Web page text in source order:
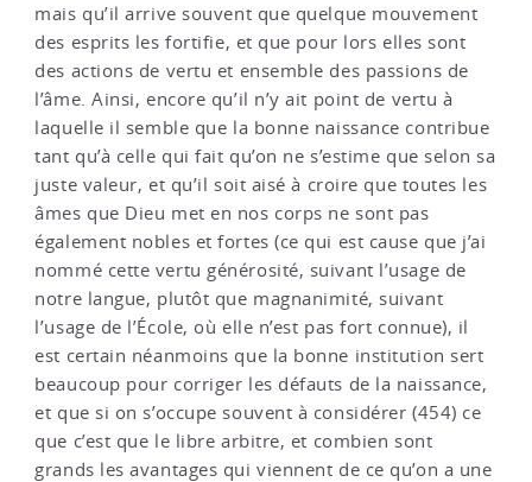
mais qu’il arrive souvent que quelque mouvement
des esprits les fortifie, et que pour lors elles sont
des actions de vertu et ensemble des passions de
l’âme. Ainsi, encore qu’il n’y ait point de vertu à
laquelle il semble que la bonne naissance contribue
tant qu’à celle qui fait qu’on ne s’estime que selon sa
juste valeur, et qu’il soit aisé à croire que toutes les
âmes que Dieu met en nos corps ne sont pas
également nobles et fortes (ce qui est cause que j’ai
nommé cette vertu générosité, suivant l’usage de
notre langue, plutôt que magnanimité, suivant
l’usage de l’École, où elle n’est pas fort connue), il
est certain néanmoins que la bonne institution sert
beaucoup pour corriger les défauts de la naissance,
et que si on s’occupe souvent à considérer (454) ce
que c’est que le libre arbitre, et combien sont
grands les avantages qui viennent de ce qu’on a une